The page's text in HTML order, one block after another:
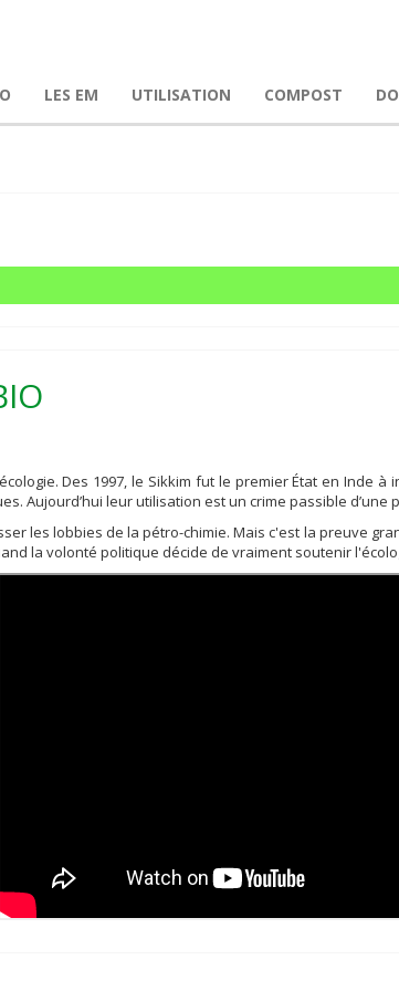
LES EM UTILISATION COMPOST
Des 1997, le Sikkim fut le premier État en
Aujourd’hui leur utilisation est un crime passible d’une
les lobbies de la pétro-chimie. Mais c'est la preuve
la volonté politique décide de vraiment soutenir